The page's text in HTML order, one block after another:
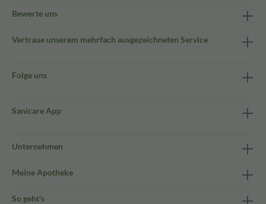
Bewerte uns
Vertraue unserem mehrfach ausgezeichneten Service
Folge uns
Sanicare App
Unternehmen
Meine Apotheke
So geht's